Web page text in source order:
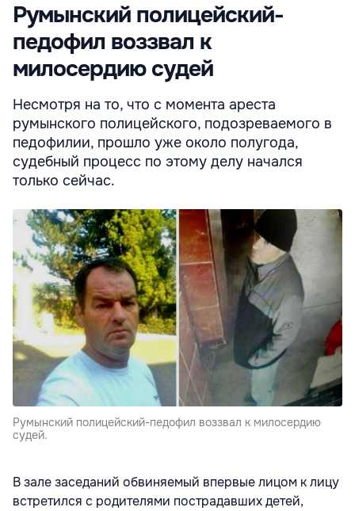
Румынский полицейский-
педофил воззвал к
милосердию судей
Несмотря на то, что с момента ареста
румынского полицейского, подозреваемого в
педофилии, прошло уже около полугода,
судебный процесс по этому делу начался
только сейчас.
Румынский полицейский-педофил воззвал к милосердию
судей.
В зале заседаний обвиняемый впервые лицом к лицу
встретился с родителями пострадавших детей,